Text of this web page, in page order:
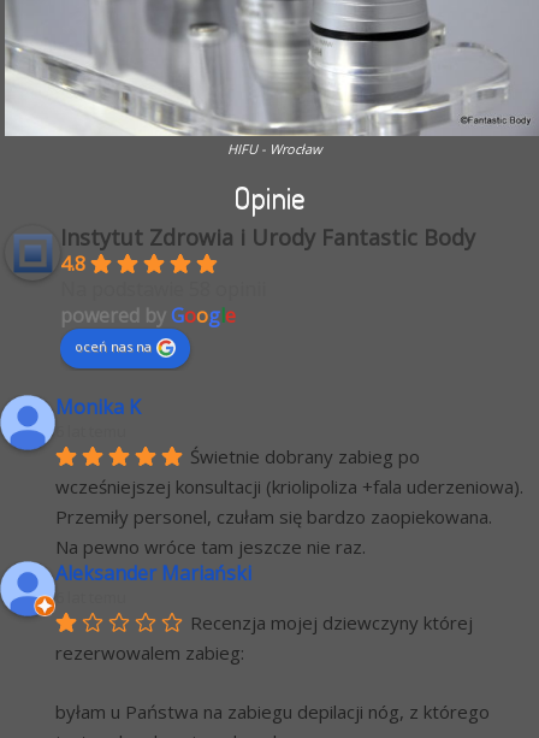
HIFU - Wrocław
Opinie
Instytut Zdrowia i Urody Fantastic Body
4.8
powered byGoogle
oceń nas na
Monika K
Świetnie dobrany zabieg po
wcześniejszej konsultacji (kriolipoliza +fala uderzeniowa).
Przemiły personel, czułam się bardzo zaopiekowana.
Na pewno wróce tam jeszcze nie raz.
Aleksander Mariański
Recenzja mojej dziewczyny której
rezerwowalem zabieg:
byłam u Państwa na zabiegu depilacji nóg, z którego